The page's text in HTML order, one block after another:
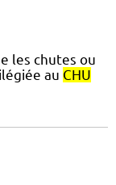
les chutes ou
au CHU